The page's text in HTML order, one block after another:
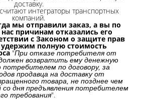
доставку.
интеграторы транспортных
компаний.
мы отправили заказ, а вы по
причинам отказались его
с Законом о защите прав
полную стоимость
"При отказе потребителя от
возвратить ему денежную
потребителем по договору, за
продавца на доставку от
товара, не позднее чем
со дня предъявления потребителем
требования".